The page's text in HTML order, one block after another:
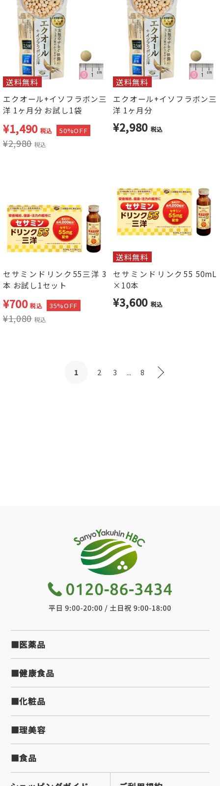
送料無料
エクオール+イソフラボン三
洋 1ヶ月分 お試し1袋
¥1,490 税込 50%OFF
¥2,980 税込
送料無料
エクオール+イソフラボン三
洋 1ヶ月分
¥2,980 税込
セサミンドリンク55三洋 3
本 お試し1セット
¥700 税込 35%OFF
¥1,080 税込
送料無料
セサミンドリンク55 50mL
×10本
¥3,600 税込
1 2 3 ... 8
■医薬品
■健康食品
■化粧品
■理美容
■食品